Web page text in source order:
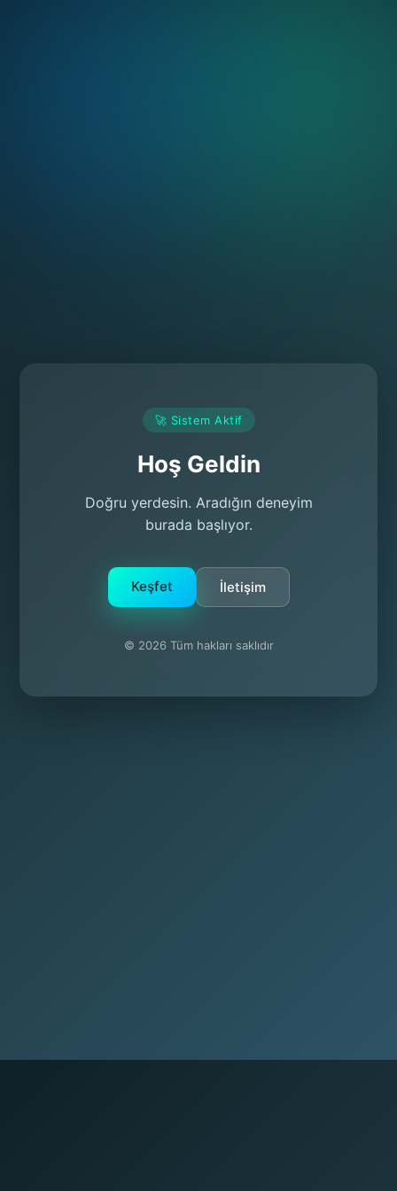
🚀 Sistem Aktif
Hoş Geldin
Doğru yerdesin. Aradığın deneyim
burada başlıyor.
Keşfet İletişim
© 2026 Tüm hakları saklıdır